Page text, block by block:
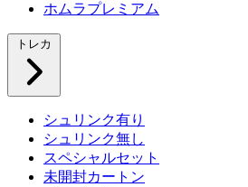
ホムラプレミアム
トレカ
シュリンク有り
シュリンク無し
スペシャルセット
未開封カートン